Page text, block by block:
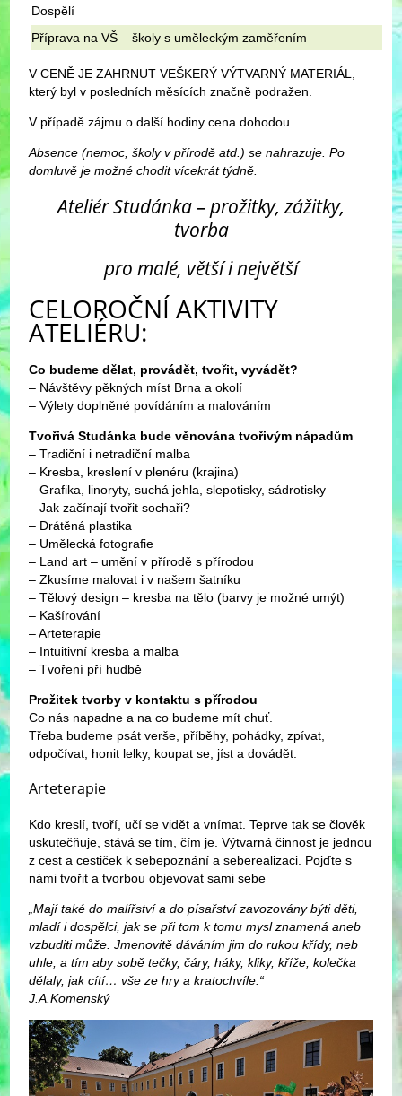
Dospělí
Příprava na VŠ – školy s uměleckým zaměřením
V CENĚ JE ZAHRNUT VEŠKERÝ VÝTVARNÝ MATERIÁL,
který byl v posledních měsících značně podražen.
V případě zájmu o další hodiny cena dohodou.
Absence (nemoc, školy v přírodě atd.) se nahrazuje. Po
domluvě je možné chodit vícekrát týdně.
Ateliér Studánka – prožitky, zážitky,
tvorba
pro malé, větší i největší
CELOROČNÍ AKTIVITY
ATELIÉRU:
Co budeme dělat, provádět, tvořit, vyvádět?
– Návštěvy pěkných míst Brna a okolí
– Výlety doplněné povídáním a malováním
Tvořivá Studánka bude věnována tvořivým nápadům
– Tradiční i netradiční malba
– Kresba, kreslení v plenéru (krajina)
– Grafika, linoryty, suchá jehla, slepotisky, sádrotisky
– Jak začínají tvořit sochaři?
– Drátěná plastika
– Umělecká fotografie
– Land art – umění v přírodě s přírodou
– Zkusíme malovat i v našem šatníku
– Tělový design – kresba na tělo (barvy je možné umýt)
– Kašírování
– Arteterapie
– Intuitivní kresba a malba
– Tvoření pří hudbě
Prožitek tvorby v kontaktu s přírodou
Co nás napadne a na co budeme mít chuť.
Třeba budeme psát verše, příběhy, pohádky, zpívat,
odpočívat, honit lelky, koupat se, jíst a dovádět.
Arteterapie
Kdo kreslí, tvoří, učí se vidět a vnímat. Teprve tak se člověk
uskutečňuje, stává se tím, čím je. Výtvarná činnost je jednou
z cest a cestiček k sebepoznání a seberealizaci. Pojďte s
námi tvořit a tvorbou objevovat sami sebe
„Mají také do malířství a do písařství zavozovány býti děti,
mladí i dospělci, jak se při tom k tomu mysl znamená aneb
vzbuditi může. Jmenovitě dáváním jim do rukou křídy, neb
uhle, a tím aby sobě tečky, čáry, háky, kliky, kříže, kolečka
dělaly, jak cítí… vše ze hry a kratochvíle.“
J.A.Komenský